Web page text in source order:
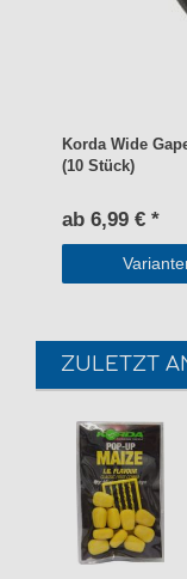
Korda Wide
(10 Stück)
ab 6,99 € *
ZULETZT